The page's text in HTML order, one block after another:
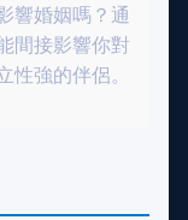
響婚姻嗎？通
間接影響你對
強的伴侶。